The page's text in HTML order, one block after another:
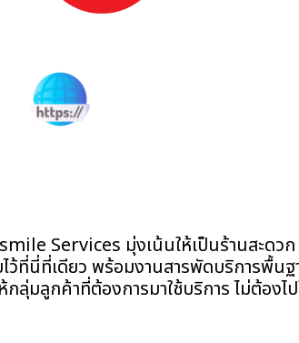
มุ่งเน้นให้เป็นร้านสะดวก
ไว้ที่นี่ที่เดียว พร้อมงานสารพัดบริการพื้
กลุ่มลูกค้าที่ต้องการมาใช้บริการ ไม่ต้อง